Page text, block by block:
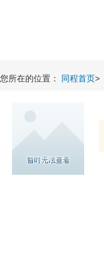
您所在的位置： 同程首页>